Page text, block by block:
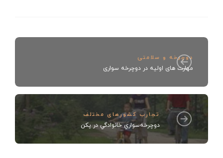
دوچرخه و سلامتی
مهارت های اولیه در دوچرخه سواری
تجارب کشورهای مختلف
دوچرخه‌سواري خانوادگي‌ در پکن